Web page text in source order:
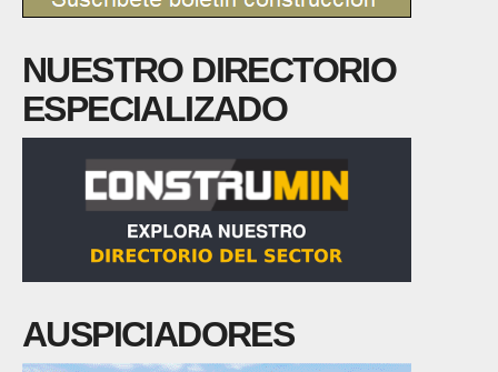
NUESTRO DIRECTORIO
ESPECIALIZADO
AUSPICIADORES